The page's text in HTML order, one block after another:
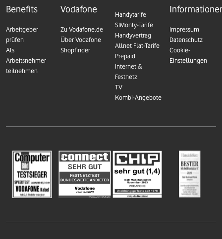
Benefits
Arbeitgeber
prüfen
Als
Arbeitsnehmer
teilnehmen
Vodafone
Zu Vodafone.de
Über Vodafone
Shopfinder
Handytarife
SIMonly-Tarife
Handyvertrag
Allnet Flat-Tarife
Prepaid
Internet &
Festnetz
TV
Kombi-Angebote
Impressum
Datenschutz
Cookie-
Einstellungen